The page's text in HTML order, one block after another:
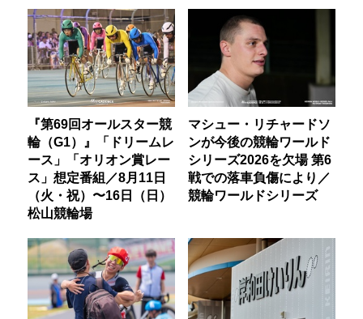
『第69回オールスター競
輪（G1）』「ドリームレ
ース」「オリオン賞レー
ス」想定番組／8月11日
（火・祝）〜16日（日）
松山競輪場
マシュー・リチャードソ
ンが今後の競輪ワールド
シリーズ2026を欠場 第6
戦での落車負傷により／
競輪ワールドシリーズ